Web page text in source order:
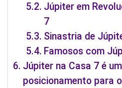
Júpiter em
7
Sinastria de
Famosos com
Júpiter na Casa 7 é
posicionamento para